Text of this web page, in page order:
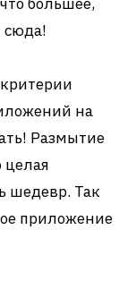
сюда!
на
Размытие
целая
шедевр. Так
приложение